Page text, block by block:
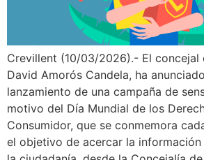
Crevillent (10/03/2026).- El concejal
David Amorós Candela, ha
lanzamiento de una campaña de
motivo del Día Mundial de los
Consumidor, que se conmemora
el objetivo de acercar la información